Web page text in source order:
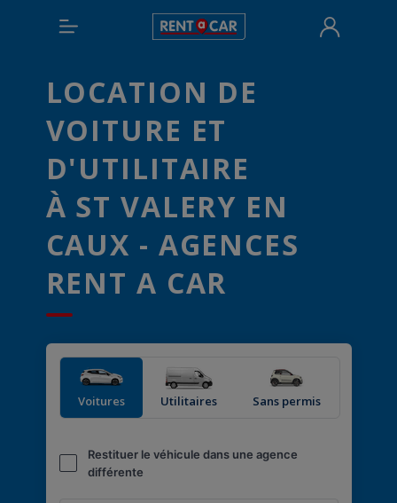
LOCATION DE
VOITURE ET
D'UTILITAIRE
À ST VALERY EN
CAUX - AGENCES
RENT A CAR
Voitures Utilitaires Sans permis
Restituer le véhicule dans une agence
différente